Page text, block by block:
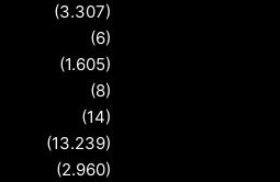
(3.307)
(6)
(1.605)
(8)
(14)
(13.239)
(2.960)